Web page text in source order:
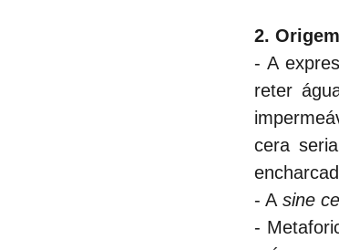
2.
- A
reter
cera
- A sine
-